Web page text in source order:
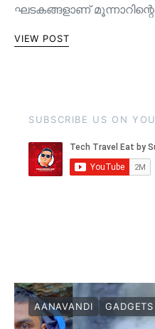
ഘടകങ്ങളാണ്
VIEW POST
SUBSCRIBE US ON
AANAVANDI